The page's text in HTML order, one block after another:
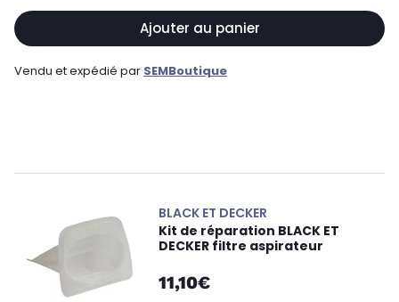
Ajouter au panier
Vendu et expédié par SEMBoutique
BLACK ET DECKER
Kit de réparation BLACK ET
DECKER filtre aspirateur
11,10€